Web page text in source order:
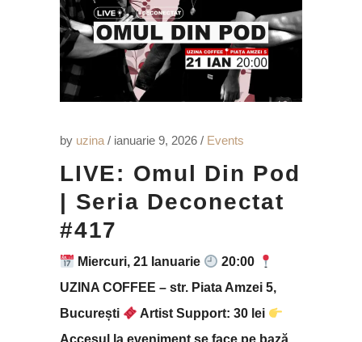
by uzina ianuarie 9, 2026 Events
LIVE: Omul Din Pod
| Seria Deconectat
#417
Miercuri, 21 Ianuarie
20:00
UZINA COFFEE – str. Piata Amzei 5,
București
Artist Support: 30 lei
Accesul la eveniment se face pe bază